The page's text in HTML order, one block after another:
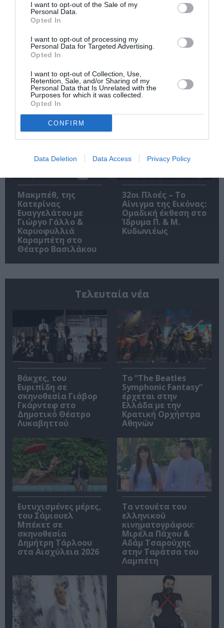
I want to opt-out of the Sale of my
Personal Data.
Opted In
I want to opt-out of processing my
Personal Data for Targeted Advertising.
Opted In
I want to opt-out of Collection, Use,
Retention, Sale, and/or Sharing of my
Personal Data that Is Unrelated with the
Purposes for which it was collected.
Opted In
CONFIRM
Data Deletion Data Access Privacy Policy
O «Οιδίποδας» του
στη Στέγη – Με τους
Νίκο Κουρή & Μαρία
Κεχαγιόγλου
Βυζαντίου: Η νέα
ελληνική όπερα του
Θεόδωρου Στάθη
Ολύμπια
Μακμπέθ, της
Κατερίνας
Ευαγγελάτου με
Γιώργο Γάλλο &
Καρυοφυλλιά
Καραμπέτη στο
Θέατρο Βασιλάκου
32οι Πλοές – Το
Αίνιγμα της Εικόνας:
Ομαδική έκθεση στο
Ίδρυμα Π. & Μ.
Κυδωνιέως
Τελευταία νέα
Βάκχες, του
Ευριπίδη σε
σκηνοθεσία Γιάβορ
Γκάρντεφ στο
Δημοτικό Θέατρο
Λυκαβηττού
Το “The Beatles
Symphonic Fantasy”
έρχεται στην
Ελλάδα με την
Κρατική Ορχήστρα
Αθηνών
Ευτυχισμένες μέρες,
του Σάμιουελ
Μπέκετ σε
σκηνοθεσία
Δημήτρη Τάρλοου
στα Αισχύλεια 2026
Τα ντουέτα του
ελληνικού
κινηματογράφου:
Μιρέλα Πάχου &
Αδάμ Τσαρούχης
στην Ταράτσα του
Λαμπέτη